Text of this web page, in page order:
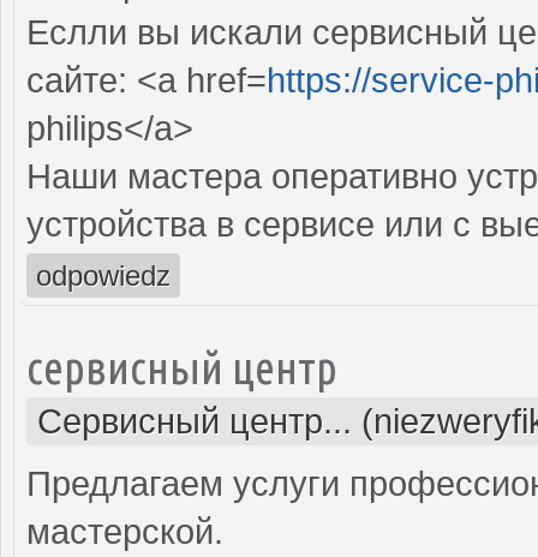
Еслли вы искали сервисный
сайте: <a href=https://service-
philips</a>
Наши мастера оперативно
устройства в сервисе или с
odpowiedz
сервисный центр
Сервисный центр...
Предлагаем услуги
мастерской.